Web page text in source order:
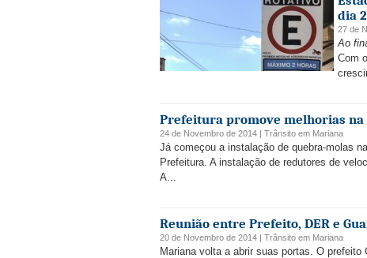
dia
27 de
Ao
Com
Prefeitura promove melhorias na
24 de Novembro de 2014 | Trânsito em Mariana
Já começou a instalação de quebra-molas
Prefeitura. A instalação de redutores de
A...
Reunião entre Prefeito, DER e
20 de Novembro de 2014 | Trânsito em Mariana
Mariana volta a abrir suas portas. O